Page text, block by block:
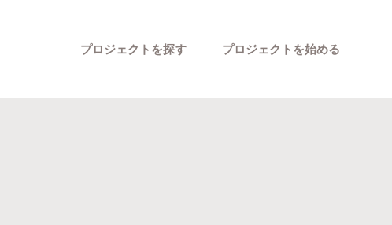
プロジェクトを探す プロジェクトを始める